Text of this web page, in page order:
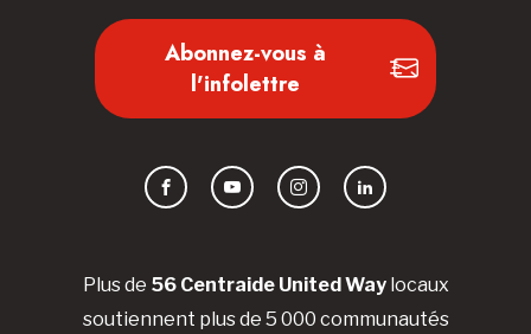
Plus de 56 Centraide United Waylocaux
soutiennent plus de 5 000 communautés
Abonnez-vous à
l'infolettre
FacebookYouTubeInstagramLinkedIn